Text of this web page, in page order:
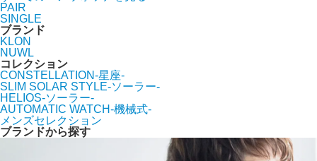
PAIR
SINGLE
ブランド
KLON
NUWL
コレクション
CONSTELLATION-星座-
SLIM SOLAR STYLE-ソーラー-
HELIOS-ソーラー-
AUTOMATIC WATCH-機械式-
メンズセレクション
ブランドから探す